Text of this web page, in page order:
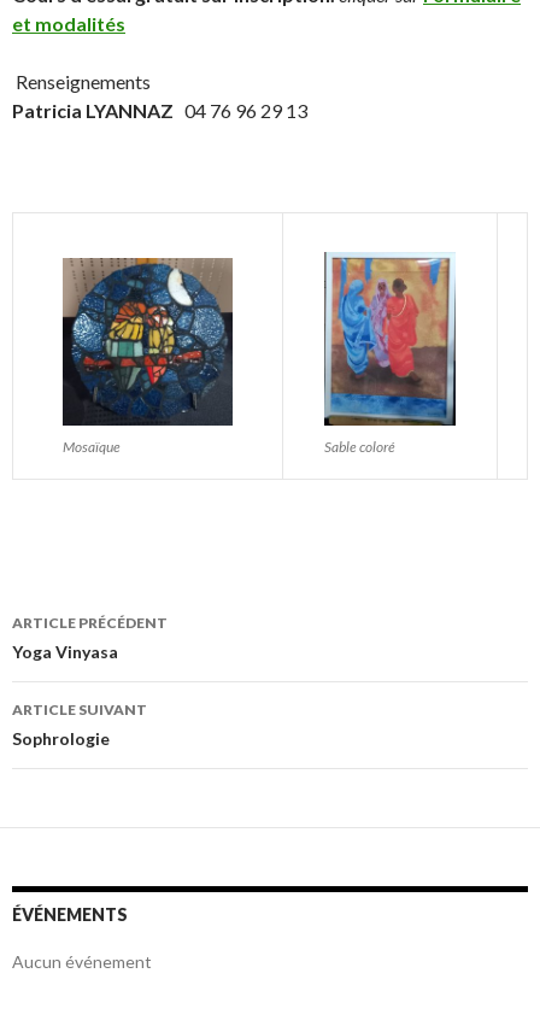
et modalités
​Renseignements
Patricia LYANNAZ 04 76 96 29 13
Mosaïque Sable coloré
Navigation
de
l’article
ARTICLE PRÉCÉDENT
Yoga Vinyasa
ARTICLE SUIVANT
Sophrologie
ÉVÉNEMENTS
Aucun événement